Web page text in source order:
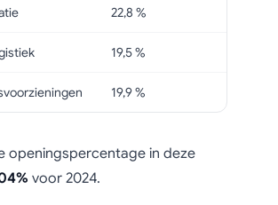
22,8 %
19,5 %
19,9 %
openingspercentage in deze
voor 2024.